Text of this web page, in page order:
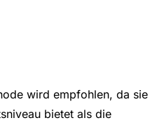
wird empfohlen, da sie
bietet als die